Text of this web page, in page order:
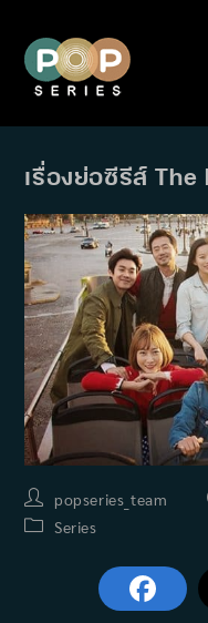
content
เรื่องย่อซีรีส์ The
Post
author:
popseries_team
PostSeries